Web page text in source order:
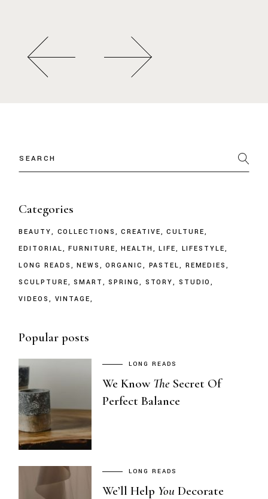
Categories
BEAUTY COLLECTIONS CREATIVE
CULTURE
EDITORIAL
FURNITURE HEALTH LIFE
LIFESTYLE
LONG READS
NEWS ORGANIC PASTEL
REMEDIES
SCULPTURE
SMART SPRING STORY
STUDIO
VIDEOS
VINTAGE
Popular posts
LONG READS
We Know The Secret Of
Perfect Balance
LONG READS
We’ll Help You Decorate